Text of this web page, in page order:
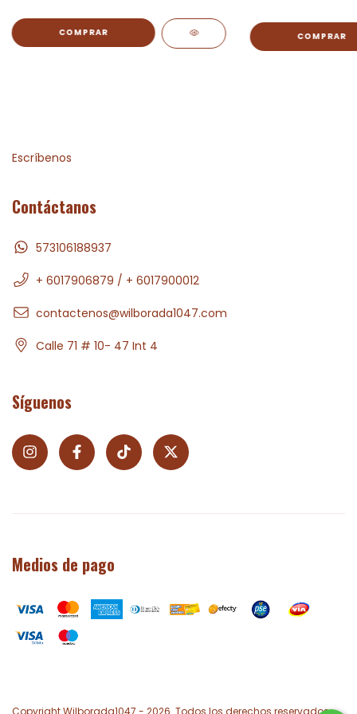
Escríbenos
Contáctanos
573106188937
+ 6017906879 / + 6017900012
contactenos@wilborada1047.com
Calle 71 # 10- 47 Int 4
Síguenos
Medios de pago
Copyright Wilborada1047 - 2026. Todos los derechos reservados.